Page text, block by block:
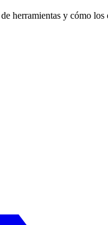
herramientas y cómo